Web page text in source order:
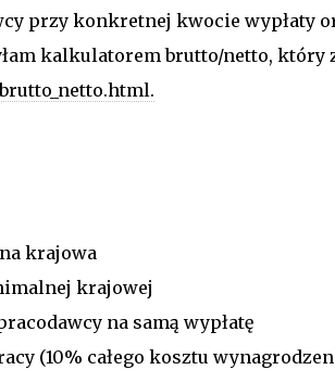
przy konkretnej kwocie wypłaty
kalkulatorem brutto/netto, który
krajowa
krajowej
na samą wypłatę
(10% całego kosztu